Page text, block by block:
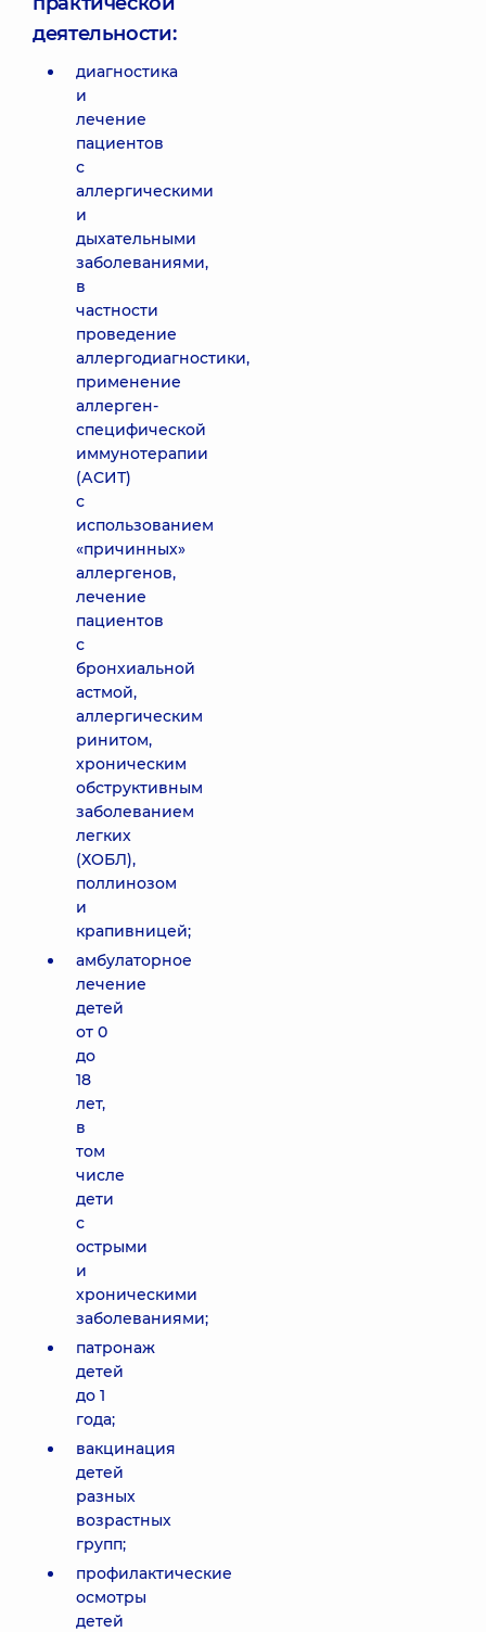
деятельности:
диагностика
и
лечение
пациентов
с
аллергическими
и
дыхательными
заболеваниями,
в
частности
проведение
аллергодиагностики,
применение
аллерген-
специфической
иммунотерапии
(АСИТ)
с
использованием
«причинных»
аллергенов,
лечение
пациентов
с
бронхиальной
астмой,
аллергическим
ринитом,
хроническим
обструктивным
заболеванием
легких
(ХОБЛ),
поллинозом
и
крапивницей;
амбулаторное
лечение
детей
от 0
до
18
лет,
в
том
числе
дети
с
острыми
и
хроническими
заболеваниями;
патронаж
детей
до 1
года;
вакцинация
детей
разных
возрастных
групп;
профилактические
осмотры
детей